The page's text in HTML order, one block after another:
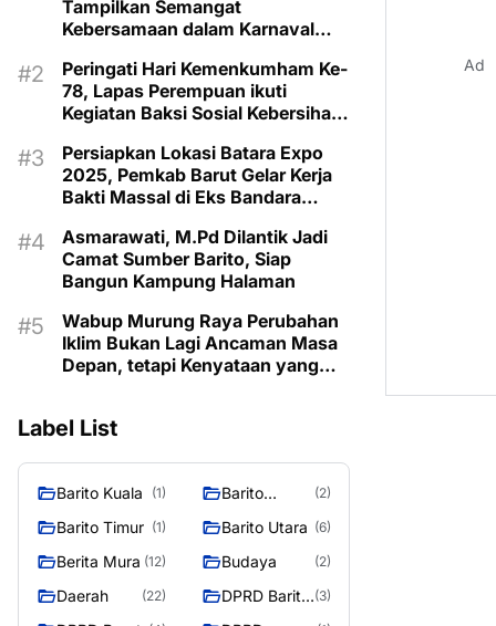
Tampilkan Semangat
Kebersamaan dalam Karnaval
Peringati Hari Kemenkumham Ke-
78, Lapas Perempuan ikuti
Kegiatan Baksi Sosial Kebersihan
Persiapkan Lokasi Batara Expo
2025, Pemkab Barut Gelar Kerja
Bakti Massal di Eks Bandara
Asmarawati, M.Pd Dilantik Jadi
Camat Sumber Barito, Siap
Bangun Kampung Halaman
Wabup Murung Raya Perubahan
Iklim Bukan Lagi Ancaman Masa
Depan, tetapi Kenyataan yang
Label List
Barito Kuala (1)
Barito
(2)
Barito Timur (1) Barito Utara (6)
Berita Mura (12) Budaya (2)
Daerah (22)
DPRD Barito (3)
Ad